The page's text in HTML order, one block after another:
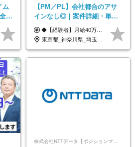
ム
員
【PM／PL】会社都合のアサ
インなし◎｜案件詳細・単
価・給与テーブル全公開！働
き方も年収も自分で選べる！
◆【経験者】月給40万円～120万円(固定残業代含む)+各種手当 ※月30時間（76,000円～）の固定残業代を含みます。 ※上記を超える時間外労働分は追加で支給。 ※6ヶ月の試用期間あり（条件に変動なし） ・年収平均176万円アップ ・前職給与を保証 ◆単価連動性×還元率84％～100％で収入の大幅UPが可能 ・案件単価が月50万円の場合：年収417万円 ・案件単価が月70万円の場合：年収584万円 ・案件単価が月100万円の場合：年収834万円
東京都_神奈川県_埼玉県_千葉県_大阪府_愛知県_北海道_青森県_岩手県_宮城県_秋田県_山形県_福島県_茨城県_栃木県_群馬県_新潟県_山梨県_長野県_富山県_石川県_福井県_静岡県_岐阜県_三重県_兵庫県_京都府_滋賀県_奈良県_和歌山県_広島県_岡山県_鳥取県_島根県_山口県_徳島県_香川県_愛媛県_高知県_福岡県_熊本県_佐賀県_長崎県_大分県_宮崎県_鹿児島県_沖縄県
株式会社NTTデータ【ポジションマッチ登録】